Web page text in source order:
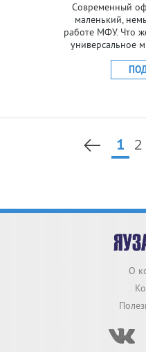
Современный
маленький,
работе МФУ. Что
универсальное
устройство,
1 2
О